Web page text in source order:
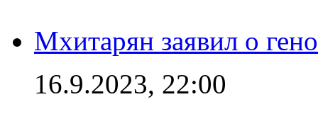
Мхитарян заявил о
16.9.2023, 22:00